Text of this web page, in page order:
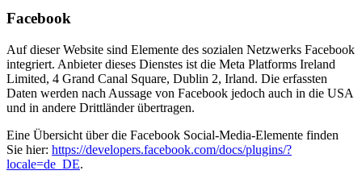
Facebook
Auf dieser Website sind Elemente des sozialen Netzwerks Facebook
integriert. Anbieter dieses Dienstes ist die Meta Platforms Ireland
Limited, 4 Grand Canal Square, Dublin 2, Irland. Die erfassten
Daten werden nach Aussage von Facebook jedoch auch in die USA
und in andere Drittländer übertragen.
Eine Übersicht über die Facebook Social-Media-Elemente finden
Sie hier: https://developers.facebook.com/docs/plugins/?
locale=de_DE.